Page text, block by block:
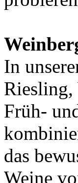
In
Riesling,
Früh-
das
Weine